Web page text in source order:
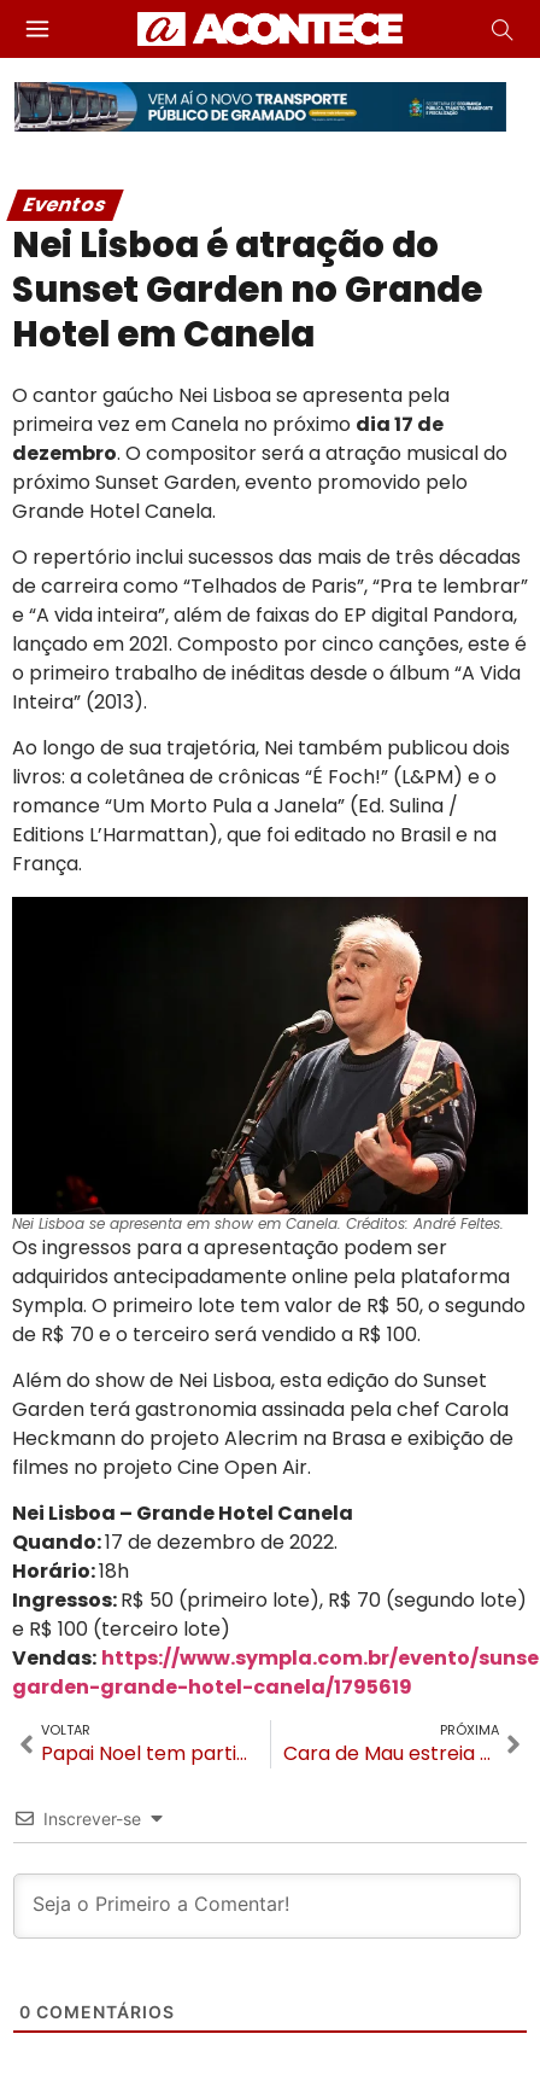
Eventos
Nei Lisboa é atração do
Sunset Garden no Grande
Hotel em Canela
O cantor gaúcho Nei Lisboa se apresenta pela
primeira vez em Canela no próximo dia 17 de
dezembro. O compositor será a atração musical do
próximo Sunset Garden, evento promovido pelo
Grande Hotel Canela.
O repertório inclui sucessos das mais de três décadas
de carreira como “Telhados de Paris”, “Pra te lembrar”
e “A vida inteira”, além de faixas do EP digital Pandora,
lançado em 2021. Composto por cinco canções, este é
o primeiro trabalho de inéditas desde o álbum “A Vida
Inteira” (2013).
Ao longo de sua trajetória, Nei também publicou dois
livros: a coletânea de crônicas “É Foch!” (L&PM) e o
romance “Um Morto Pula a Janela” (Ed. Sulina /
Editions L’Harmattan), que foi editado no Brasil e na
França.
Nei Lisboa se apresenta em show em Canela. Créditos: André Feltes.
Os ingressos para a apresentação podem ser
adquiridos antecipadamente online pela plataforma
Sympla. O primeiro lote tem valor de R$ 50, o segundo
de R$ 70 e o terceiro será vendido a R$ 100.
Além do show de Nei Lisboa, esta edição do Sunset
Garden terá gastronomia assinada pela chef Carola
Heckmann do projeto Alecrim na Brasa e exibição de
filmes no projeto Cine Open Air.
Nei Lisboa – Grande Hotel Canela
Quando:17 de dezembro de 2022.
Horário:18h
Ingressos:R$ 50 (primeiro lote), R$ 70 (segundo lote)
e R$ 100 (terceiro lote)
Vendas: https://www.sympla.com.br/evento/
garden-grande-hotel-canela/1795619
VOLTAR
Papai Noel tem participações especiais no Alice e O Chapeleiro
PRÓXIMA
Cara de Mau estreia novo show em suas unidades
Inscrever-se
0 COMENTÁRIOS